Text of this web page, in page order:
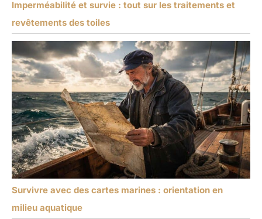
Imperméabilité et survie : tout sur les traitements et
revêtements des toiles
Survivre avec des cartes marines : orientation en
milieu aquatique